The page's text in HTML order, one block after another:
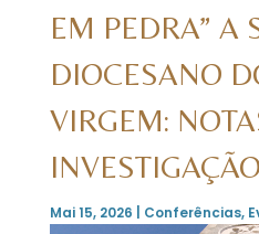
EM PEDRA” A
DIOCESANO
VIRGEM:
Mai 15, 2026 Conferências,